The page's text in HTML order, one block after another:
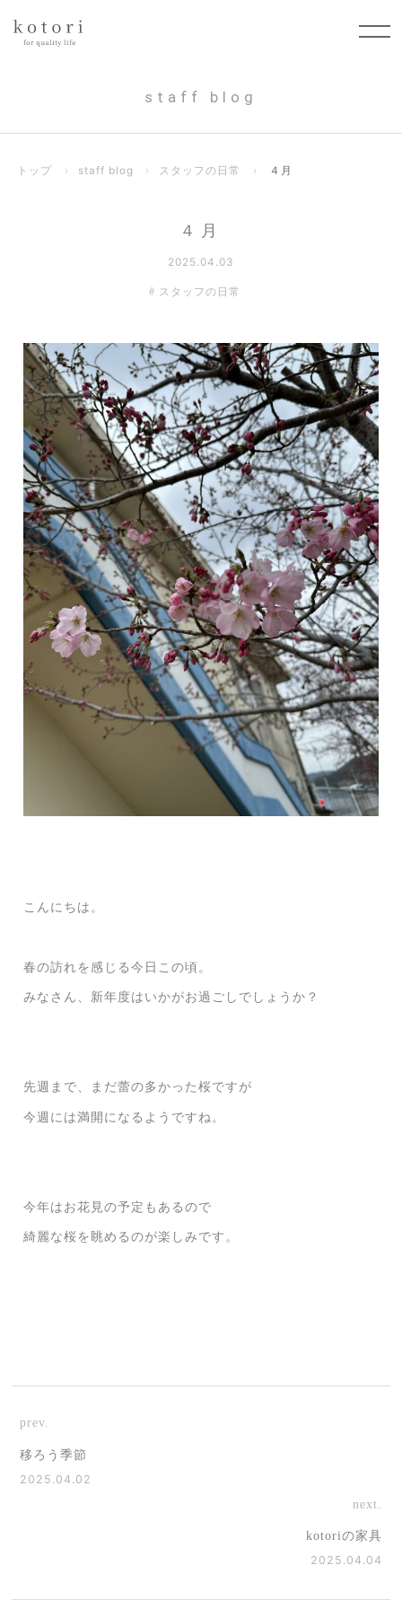
staff blog
トップ › staff blog › スタッフの日常 › ４月
４月
2025.04.03
スタッフの日常
こんにちは。
春の訪れを感じる今日この頃。
みなさん、新年度はいかがお過ごしでしょうか？
先週まで、まだ蕾の多かった桜ですが
今週には満開になるようですね。
今年はお花見の予定もあるので
綺麗な桜を眺めるのが楽しみです。
prev.
移ろう季節
2025.04.02
next.
kotoriの家具
2025.04.04